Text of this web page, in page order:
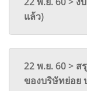
แล้ว)
22 พ.ย. 60 >
ของบริษัทย่อย